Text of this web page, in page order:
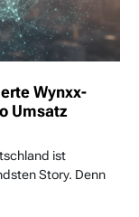
Wynxx-
Umsatz
ist
Story. Denn